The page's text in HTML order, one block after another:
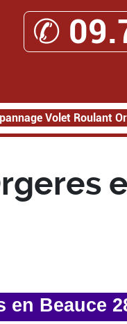
✆
Volet Roulant
Beauce